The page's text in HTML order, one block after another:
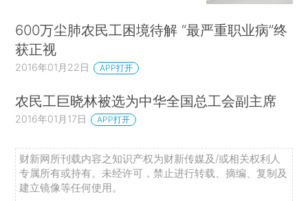
600万尘肺农民工困境待解 “最严重职业病”终
获正视
2016年01月22日 APP打开
农民工巨晓林被选为中华全国总工会副主席
2016年01月17日 APP打开
财新网所刊载内容之知识产权为财新传媒及/或相关权利人
专属所有或持有。未经许可，禁止进行转载、摘编、复制及
建立镜像等任何使用。